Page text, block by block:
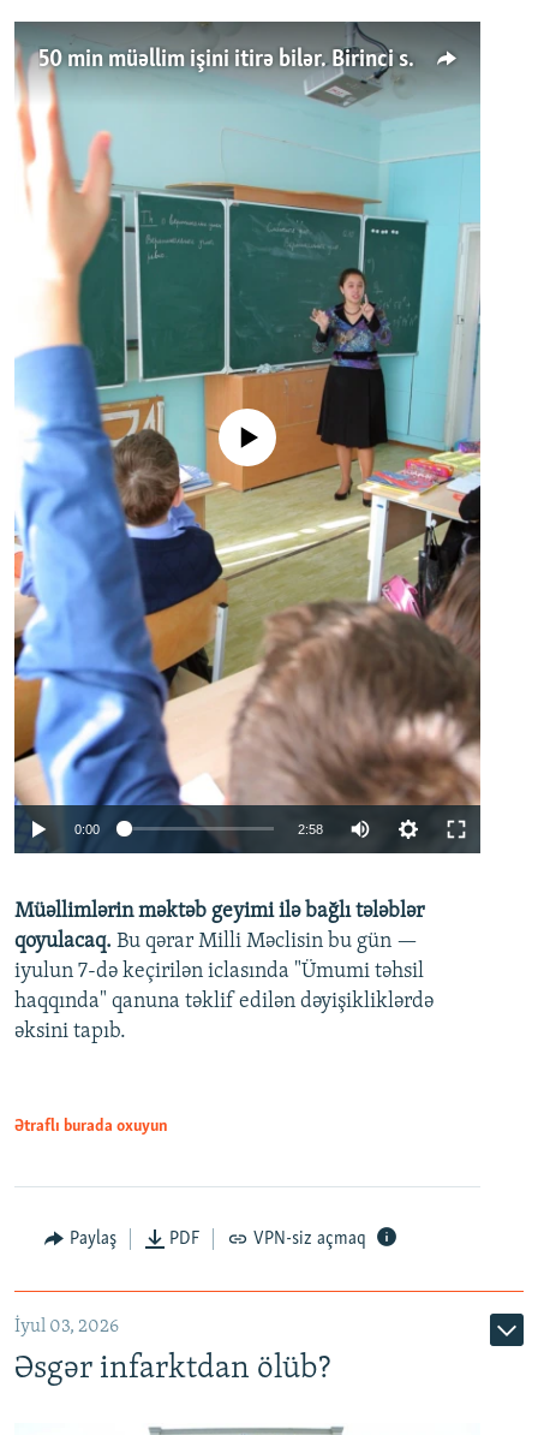
50 min müəllim işini itirə bilər. Birinci sinfə gedənlər azalır
Auto 240p 360p 480p
720p 1080p
No media source currently available
0:00 2:58
360p
480p
720p
Müəllimlərin məktəb geyimi ilə bağlı tələblər
qoyulacaq. Bu qərar Milli Məclisin bu gün —
iyulun 7-də keçirilən iclasında "Ümumi təhsil
haqqında" qanuna təklif edilən dəyişikliklərdə
əksini tapıb.
Ətraflı burada oxuyun
Paylaş PDF VPN-siz açmaq
İyul 03, 2026
Əsgər infarktdan ölüb?